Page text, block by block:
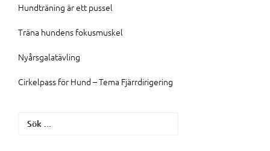
Hundträning är ett pussel
Träna hundens fokusmuskel
Nyårsgalatävling
Cirkelpass för Hund – Tema Fjärrdirigering
Sök